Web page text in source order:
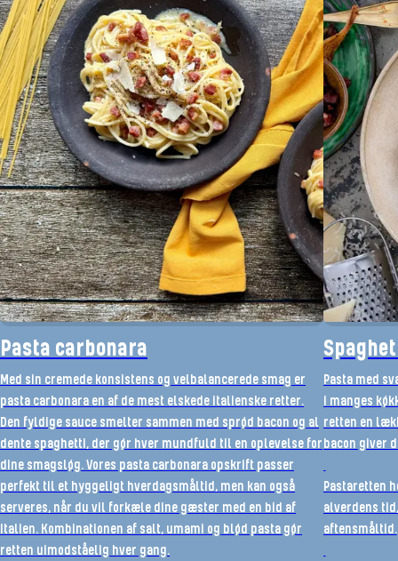
Pasta carbonara
Med sin cremede konsistens og velbalancerede smag er
pasta carbonara en af de mest elskede italienske retter.
Den fyldige sauce smelter sammen med sprød bacon og al
dente spaghetti, der gør hver mundfuld til en oplevelse for
dine smagsløg. Vores pasta carbonara opskrift passer
perfekt til et hyggeligt hverdagsmåltid, men kan også
serveres, når du vil forkæle dine gæster med en bid af
Italien. Kombinationen af salt, umami og blød pasta gør
retten uimodståelig hver gang.
Pasta med
i manges
retten en
bacon giver
Pastaretten
alverdens
aftensmåltid.